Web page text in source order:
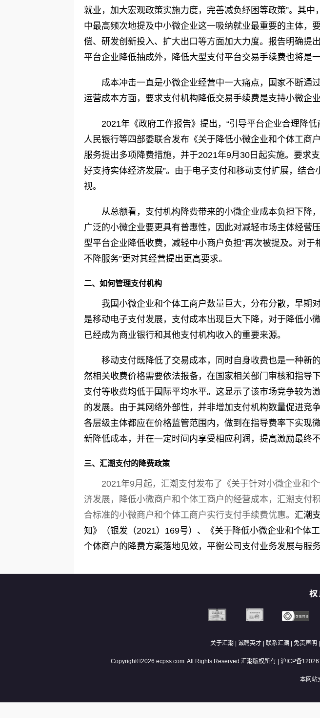
就业，加大宏观政策实施力度，完善减负纾困等政策”。其
中最高频次地提及中小微企业这一吸纳就业最重要的主体，
偿、研发创新投入、扩大出口等方面加大力度。报告明确提
平台企业降低抽成外，降低大型支付平台交易手续费也将是
成本冲击一直是小微企业经营中一大痛点，国家不断通
运营成本方面，要求支付机构降低交易手续费是支持小微企
2021年《政府工作报告》提出，“引导平台企业合理降低
人民银行等四部委联合发布《关于降低小微企业和个体工商
服务提出多项降费措施，并于2021年9月30日起实施。要求
好支持实体经济发展”。由于电子支付和移动支付扩展，结
视。
从总额看，支付机构降费带来的小微企业成本负担下降
广泛的小微企业要更具有普惠性，因此对减轻市场主体经营
型平台企业降低收费，减轻中小商户负担”再次被提及。对
不降服务”更对其经营提出更高要求。
二、如何管理支付机构
我国小微企业和个体工商户数量巨大，分布分散，早期
是移动电子支付发展，支付成本出现巨大下降，对于降低小
已经成为商业银行和其他支付机构收入的重要来源。
移动支付既降低了交易成本，同时自身收费也是一种新
然相关收费价格需要依法报备，在国家相关部门审核和指导
支付等收费均低于国际平均水平。这显示了该市场竞争较为
的发展。由于其网络外部性，并非增加支付机构数量促进竞
各层级主体都应在价格监管范围内，做到在指导费率下实现
新降低成本，并在一定时间内享受相应利润，提高激励最终
三、汇潮支付的降费政策
2021年9月起，汇潮支付发布了《关于针对小微企业和
济发展，降低小微商户和个体工商户的经营成本，汇潮支付
合标准的小微商户和个体工商户实行支付手续费优惠。 汇潮
知》（银发（2021）169号）、《关于降低小微企业和个体
个体商户的降费方案落地见效，平衡公司支付业务发展与服
关于汇潮 诚聘英才 联系汇潮 免责声明
Copyright©2026 ecpss.com. All Rights Reserved 汇潮版权所有 | 沪ICP备
本网站